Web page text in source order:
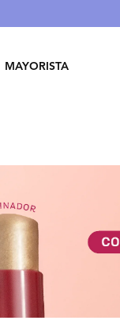
MAYORISTA